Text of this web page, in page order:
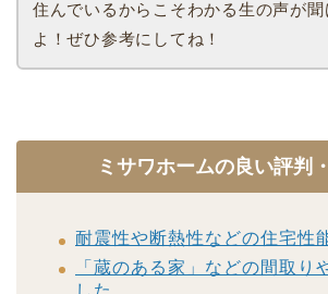
住んでいるからこそわかる生の声が聞
よ！ぜひ参考にしてね！
ミサワホームの良い評判
耐震性や断熱性などの住宅性
「蔵のある家」などの間取り
した